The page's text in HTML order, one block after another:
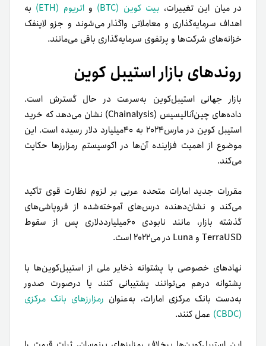
در میان این تغییرات، بیت کوین (BTC) واتریوم (ETH)
به
اهداف سرمایه‌گذاری و معاملاتی واگذار می‌شوند و جزو لاینفک
خزانه‌های شرکت‌ها و پرتفوی سرمایه‌گذاری باقی می‌مانند.
روندهای بازار استیبل کوین
بازار جهانی استیبل‌کوین به‌سرعت در حال گسترش است.
داده‌های چین‌آنالیسیس (Chainalysis) نشان می‌دهد که خرید
استیبل کوین در مارس‌۲۰۲۴ به ۴۰میلیارد دلار رسیده است. این
موضوع از اهمیت فزاینده آن‌ها در اکوسیستم رمزارزها حکایت
می‌کند.
مقررات جدید امارات متحده عربی بر لزوم نظارت قوی تأکید
می‌کند و نشان‌دهنده درس‌های آموخته‌شده از فروپاشی‌های
گذشته بازار، مانند نابودی ۶۰میلیارددلاری پس از سقوط
TerraUSD و Luna در می۲۰۲۲ است.
نهادهای خصوصی با پشتوانه ذخایر ملی از استیبل‌کوین‌ها با
پشتوانه درهم می‌توانند پشتیبانی کنند یا در‌صورت صدور
به‌دست بانک مرکزی امارات، به‌عنوان رمزارزهای بانک مرکزی
(CBDC)
عمل کنند.